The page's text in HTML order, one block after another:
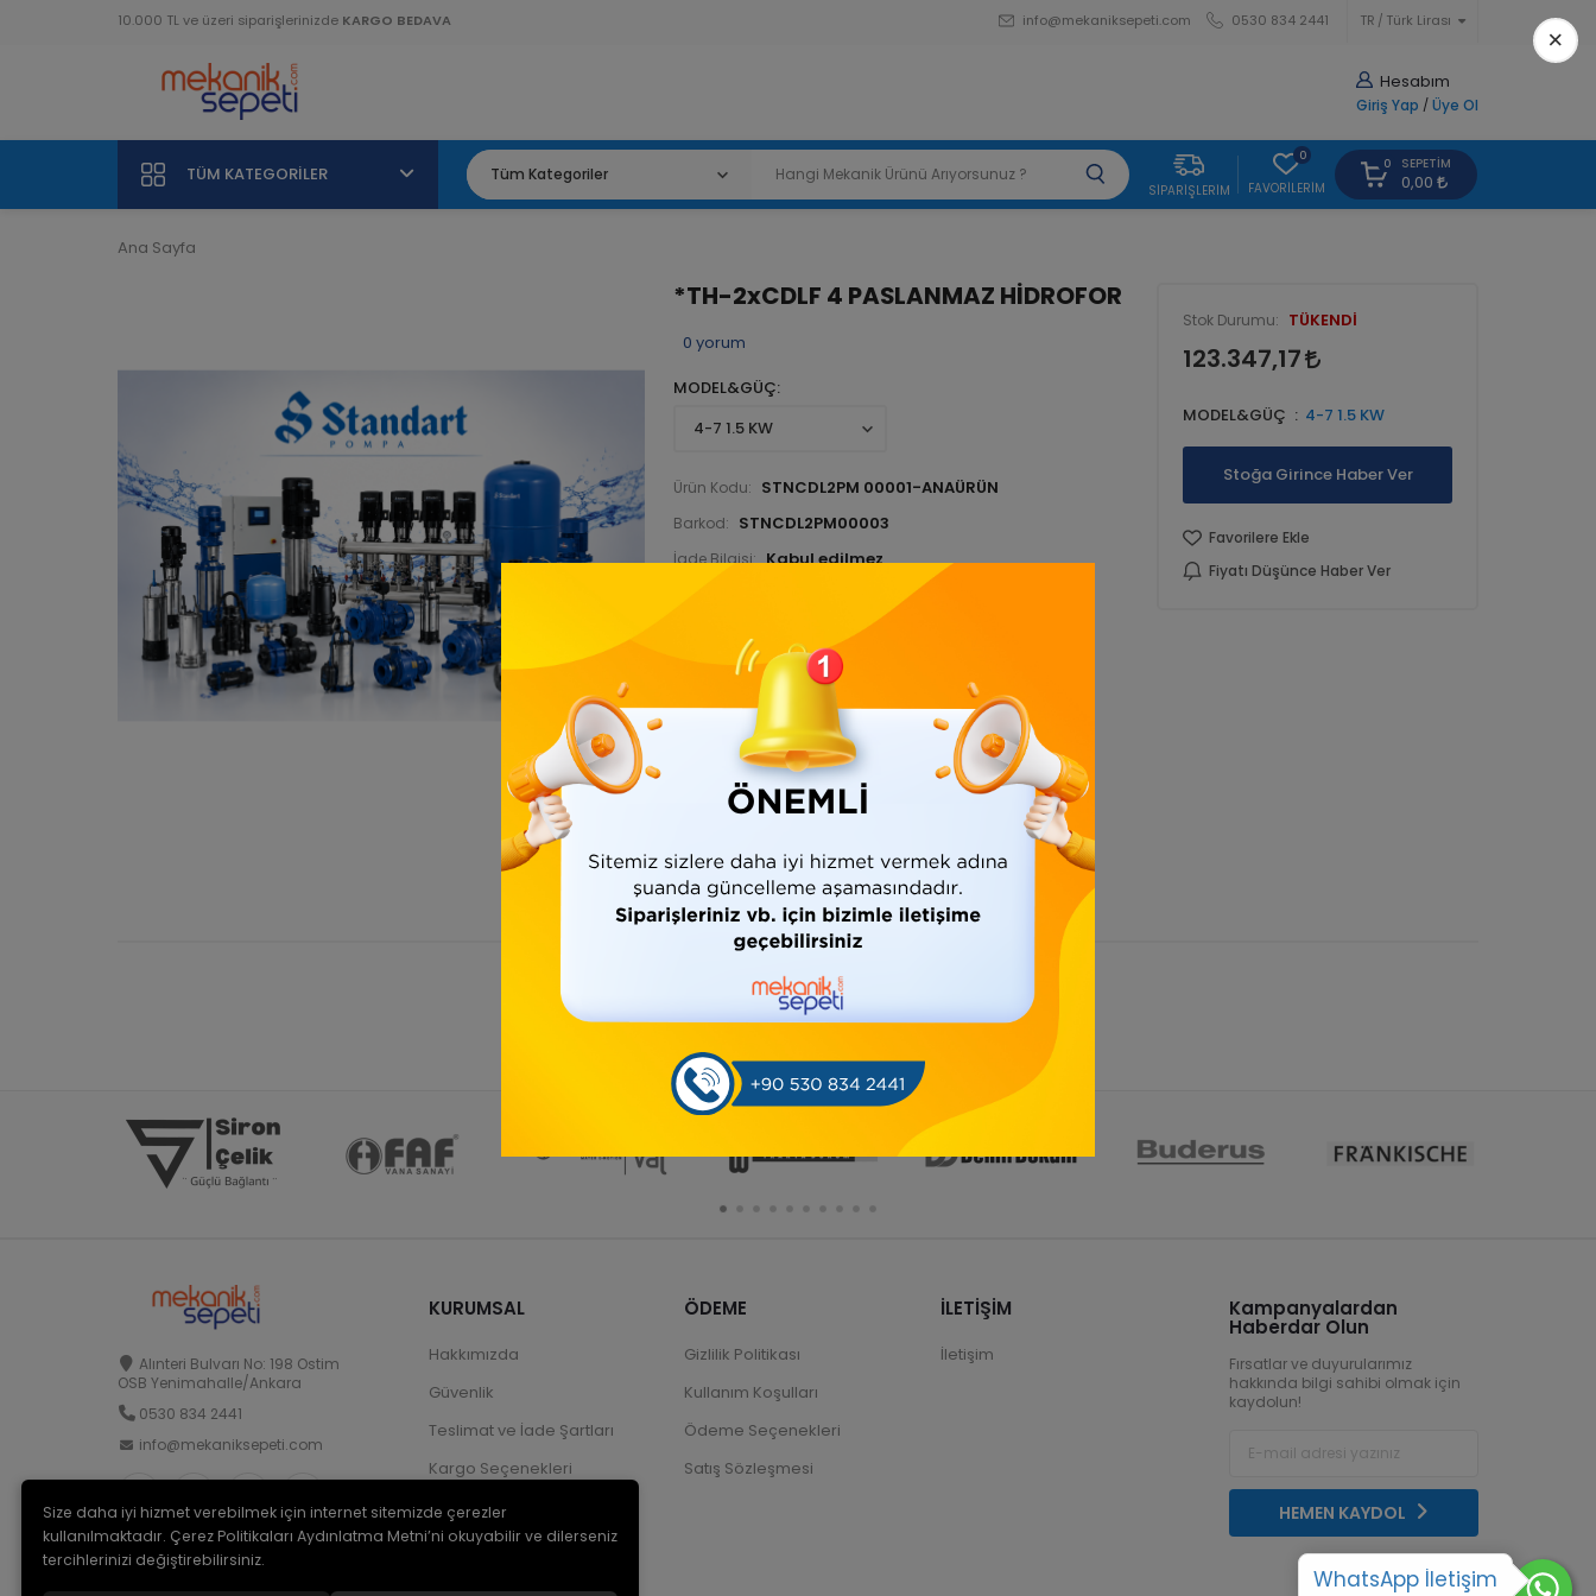
WhatsApp İletişim
10.000 TL ve üzeri siparişlerinizde KARGO BEDAVA TR Türk Lirası
info@mekaniksepeti.com 0530 834 2441
Hesabım
Giriş Yap / Üye Ol
TÜM KATEGORILER
SIPARIŞLERIM
0
FAVORILERIM
0 SEPETIM
0,00
Ana Sayfa
*TH-2xCDLF 4 PASLANMAZ HİDROFOR
0 yorum
MODEL&GÜÇ
Ürün Kodu: STNCDL2PM 00001-ANAÜRÜN
Barkod: STNCDL2PM00003
İade Bilgisi:
Stok Durumu: TÜKENDİ
123.347,17
MODEL&GÜÇ 4-7 1.5 KW
Stoğa Girince Haber Ver
Favorilere Ekle
Fiyatı Düşünce Haber Ver
Ürün Bilgisi Yorumlar (0)
Alınteri Bulvarı No: 198 Ostim
OSB Yenimahalle/Ankara
0530 834 2441
info@mekaniksepeti.com
Kampanyalardan
Haberdar Olun
Fırsatlar ve duyurularımız
hakkında bilgi sahibi olmak için
kaydolun!
HEMEN KAYDOL
KURUMSAL
Hakkımızda
Güvenlik
Teslimat ve İade Şartları
Kargo Seçenekleri
ÖDEME
Gizlilik Politikası
Kullanım Koşulları
Ödeme Seçenekleri
Satış Sözleşmesi
İLETİŞİM
İletişim
Size daha iyi hizmet verebilmek için internet sitemizde çerezler
kullanılmaktadır. Çerez Politikaları Aydınlatma Metni’ni okuyabilir ve dilerseniz
tercihlerinizi değiştirebilirsiniz.
×